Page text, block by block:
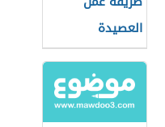
العصيدة